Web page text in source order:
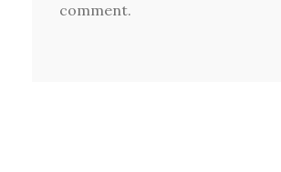
comment.